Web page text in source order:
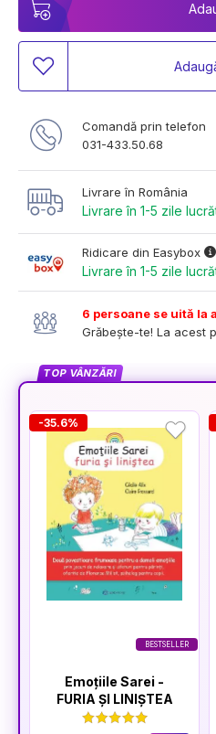
Comandă prin telefon
031-433.50.68
Livrare în România
Livrare în 1-5 zile
Ridicare din Easybox
Livrare în 1-5 zile
6 persoane se uită la
Grăbește-te! La acest
TOP VÂNZĂRI
BESTSELLER
-35.6%
Emoțiile Sarei -
FURIA ȘI LINIȘTEA